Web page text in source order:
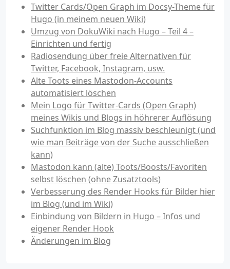
Twitter Cards/Open Graph im Docsy-Theme für
Hugo (in meinem neuen Wiki)
Umzug von DokuWiki nach Hugo – Teil 4 –
Einrichten und fertig
Radiosendung über freie Alternativen für
Twitter, Facebook, Instagram, usw.
Alte Toots eines Mastodon-Accounts
automatisiert löschen
Mein Logo für Twitter-Cards (Open Graph)
meines Wikis und Blogs in höhrerer Auflösung
Suchfunktion im Blog massiv beschleunigt (und
wie man Beiträge von der Suche ausschließen
kann)
Mastodon kann (alte) Toots/Boosts/Favoriten
selbst löschen (ohne Zusatztools)
Verbesserung des Render Hooks für Bilder hier
im Blog (und im Wiki)
Einbindung von Bildern in Hugo – Infos und
eigener Render Hook
Änderungen im Blog